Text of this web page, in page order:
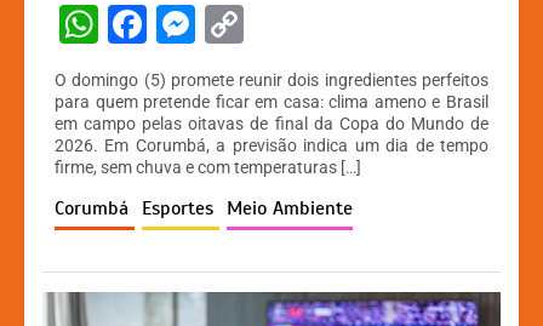
W
h
at
s
A
p
F
a
c
e
b
o
k
M
s
s
e
n
er
p
y
Li
n
O domingo (5) promete reunir dois ingredientes perfeitos
para quem pretende ficar em casa: clima ameno e Brasil
em campo pelas oitavas de final da Copa do Mundo de
2026. Em Corumbá, a previsão indica um dia de tempo
firme, sem chuva e com temperaturas […]
Corumbá Esportes Meio Ambiente